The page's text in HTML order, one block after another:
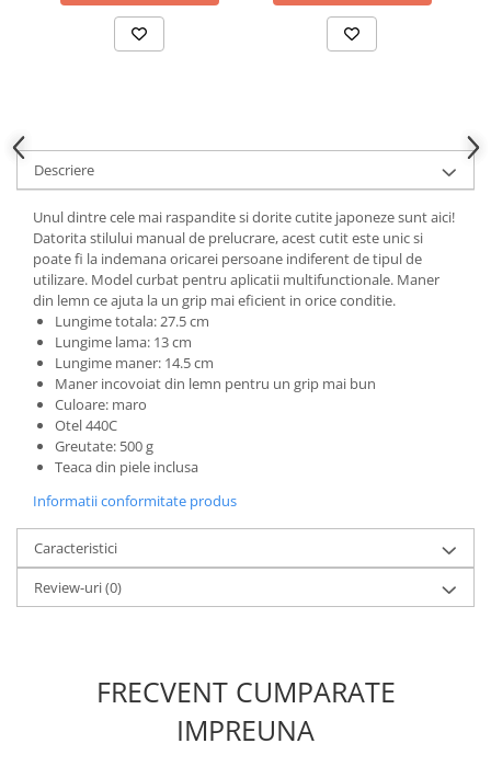
Descriere
Unul dintre cele mai raspandite si dorite cutite japoneze sunt aici!
Datorita stilului manual de prelucrare, acest cutit este unic si
poate fi la indemana oricarei persoane indiferent de tipul de
utilizare. Model curbat pentru aplicatii multifunctionale. Maner
din lemn ce ajuta la un grip mai eficient in orice conditie.
Lungime totala: 27.5 cm
Lungime lama: 13 cm
Lungime maner: 14.5 cm
Maner incovoiat din lemn pentru un grip mai bun
Culoare: maro
Otel 440C
Greutate: 500 g
Teaca din piele inclusa
Informatii conformitate produs
Caracteristici
Review-uri(0)
FRECVENT CUMPARATE
IMPREUNA